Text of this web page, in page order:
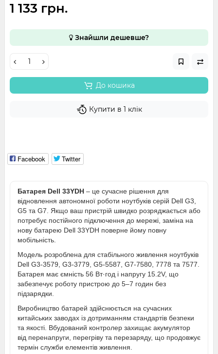
1 133 грн.
Знайшли дешевше?
До кошика
Купити в 1 клік
Facebook Twitter
Батарея Dell 33YDH – це сучасне рішення для
відновлення автономної роботи ноутбуків серій Dell G3,
G5 та G7. Якщо ваш пристрій швидко розряджається або
потребує постійного підключення до мережі, заміна на
нову батарею Dell 33YDH поверне йому повну
мобільність.
Модель розроблена для стабільного живлення ноутбуків
Dell G3-3579, G3-3779, G5-5587, G7-7580, 7778 та 7577.
Батарея має ємність 56 Вт·год і напругу 15.2V, що
забезпечує роботу пристрою до 5–7 годин без
підзарядки.
Виробництво батарей здійснюється на сучасних
китайських заводах із дотриманням стандартів безпеки
та якості. Вбудований контролер захищає акумулятор
від перенапруги, перегріву та перезаряду, що продовжує
термін служби елементів живлення.